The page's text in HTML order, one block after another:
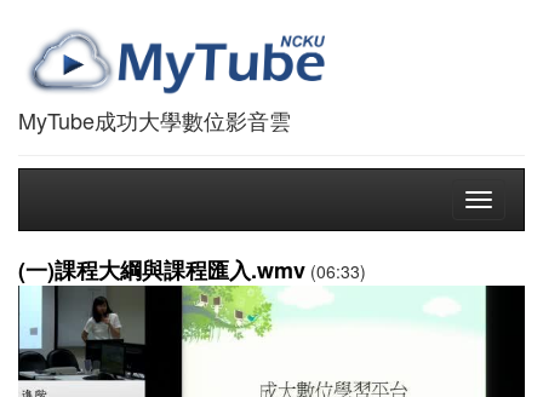
MyTube成功大學數位影音雲
Toggle
(一)課程大綱與課程匯入.wmv (06:33)